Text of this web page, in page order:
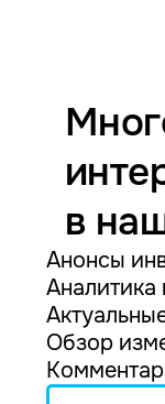
в
Анонсы
Обзор